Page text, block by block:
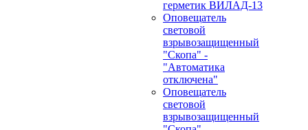
герметик ВИЛАД-13
Оповещатель
световой
взрывозащищенный
"Скопа" -
"Автоматика
отключена"
Оповещатель
световой
взрывозащищенный